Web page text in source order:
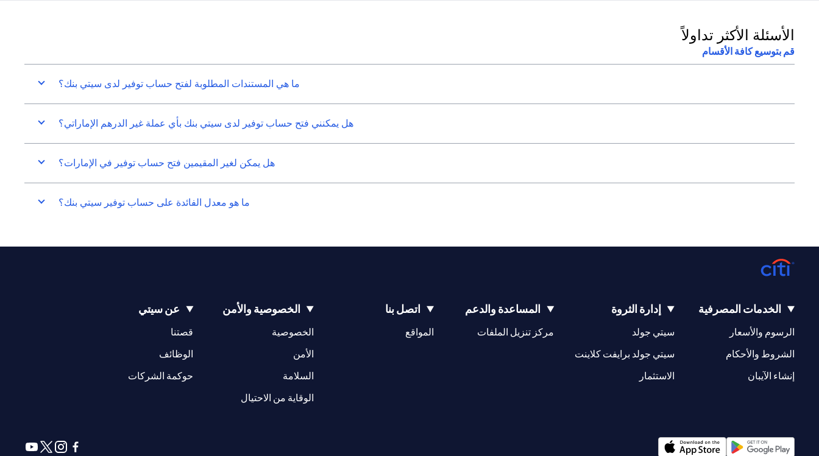
الأسئلة الأكثر تداولاً
قم بتوسيع كافة الأقسام
ما هي المستندات المطلوبة لفتح حساب توفير لدى سيتي بنك؟
هل يمكنني فتح حساب توفير لدى سيتي بنك بأي عملة غير الدرهم الإماراتي؟
هل يمكن لغير المقيمين فتح حساب توفير في الإمارات؟
ما هو معدل الفائدة على حساب توفير سيتي بنك؟
الخدمات المصرفية
الرسوم والأسعار
الشروط والأحكام
إنشاء الآيبان
إدارة الثروة
سيتي جولد
سيتي جولد برايفت كلاينت
الاستثمار
المساعدة والدعم
مركز تنزيل الملفات
اتصل بنا
المواقع
(opens in a new tab)
الخصوصية والأمن
الخصوصية
الأمن
السلامة
الوقاية من الاحتيال
عن سيتي
قصتنا
(opens in a new tab)
الوظائف
(opens in a new tab)
حوكمة الشركات
(opens in a new tab)